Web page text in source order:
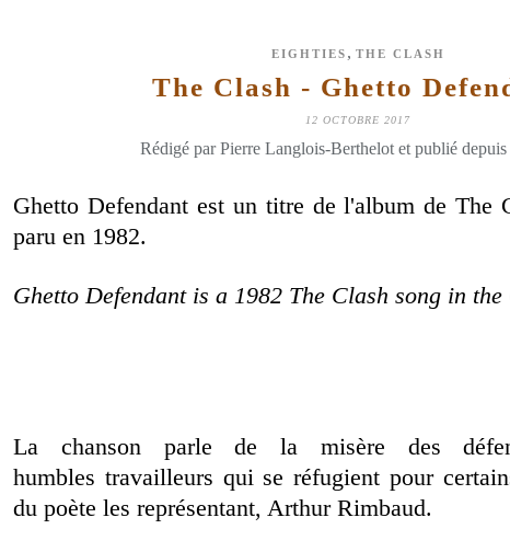
EIGHTIES , THE CLASH
The Clash - Ghetto
12 OCTOBRE 2017
Rédigé par Pierre Langlois-Berthelot et publié
Ghetto Defendant est un titre de l'album de The
paru en 1982.
Ghetto Defendant is a 1982 The Clash song in the
La chanson parle de la misère des
humbles travailleurs qui se réfugient pour
du poète les représentant, Arthur Rimbaud.